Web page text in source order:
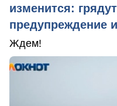
изменится:
предупреждение
Ждем!